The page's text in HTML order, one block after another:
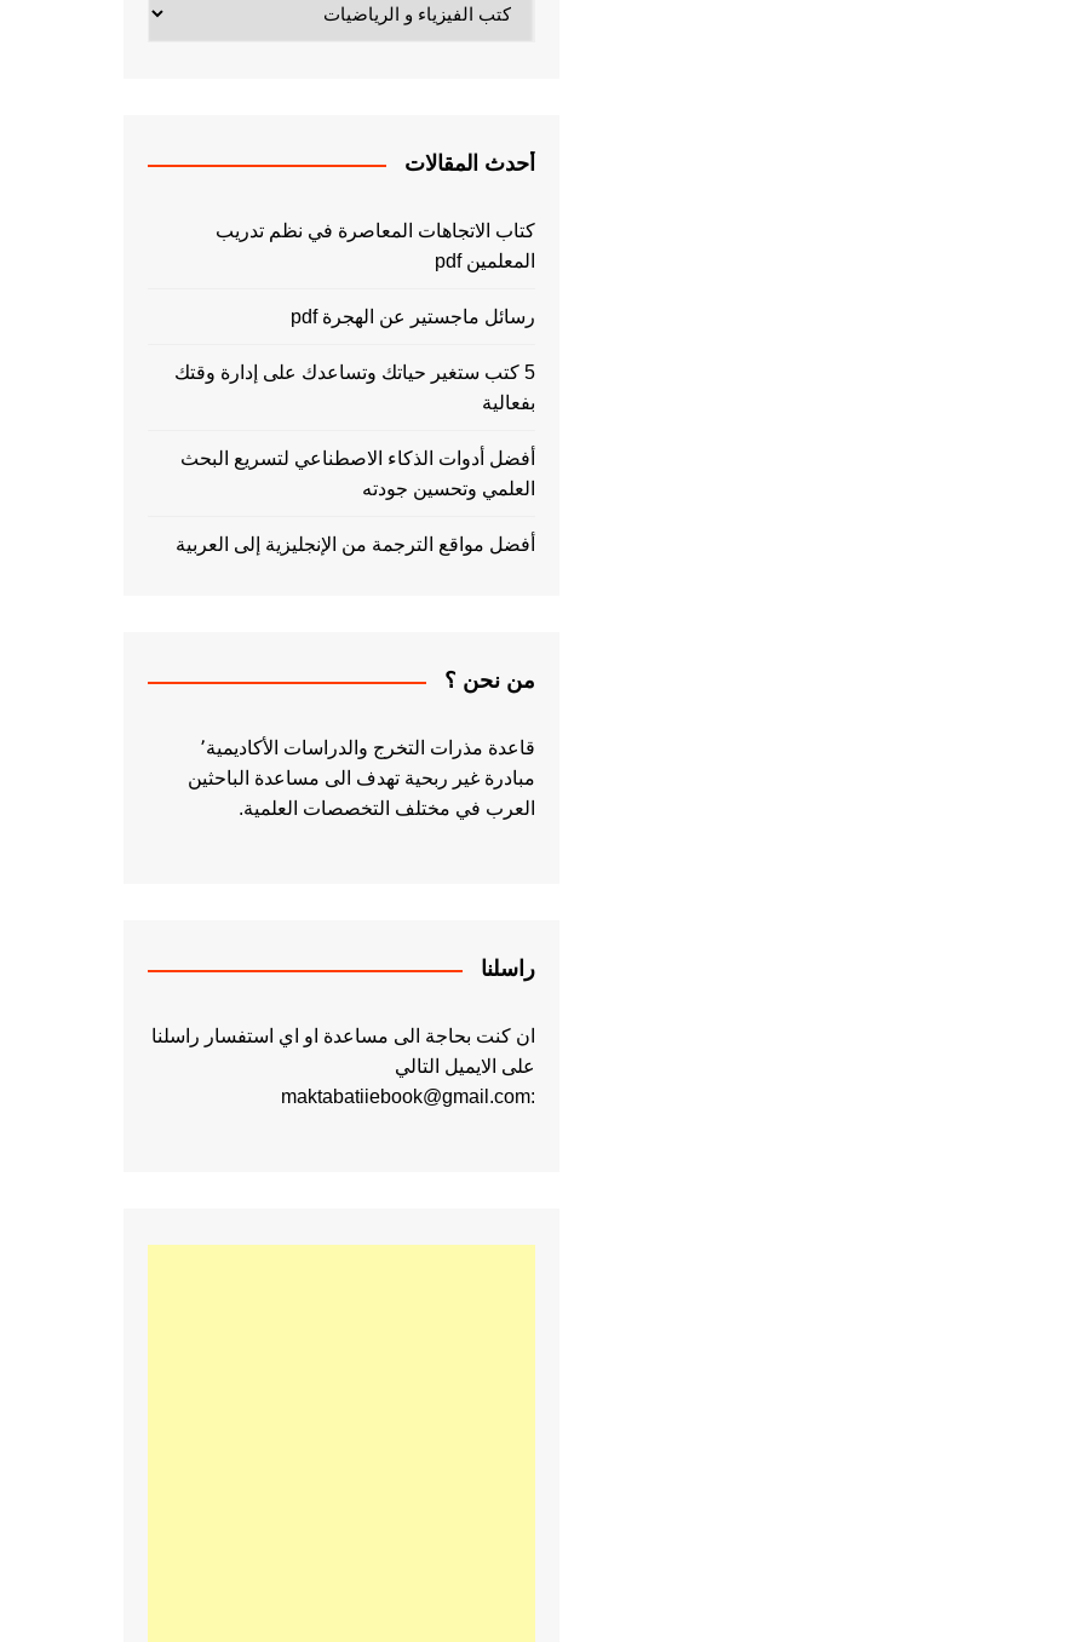
أحدث المقالات
كتاب الاتجاهات المعاصرة في نظم تدريب
المعلمين pdf
رسائل ماجستير عن الهجرة pdf
5 كتب ستغير حياتك وتساعدك على إدارة وقتك
بفعالية
أفضل أدوات الذكاء الاصطناعي لتسريع البحث
العلمي وتحسين جودته
أفضل مواقع الترجمة من الإنجليزية إلى العربية
من نحن ؟
قاعدة مذرات التخرج والدراسات الأكاديمية٬
مبادرة غير ربحية تهدف الى مساعدة الباحثين
العرب في مختلف التخصصات العلمية.
راسلنا
ان كنت بحاجة الى مساعدة او اي استفسار راسلنا
على الايميل التالي
:maktabatiiebook@gmail.com